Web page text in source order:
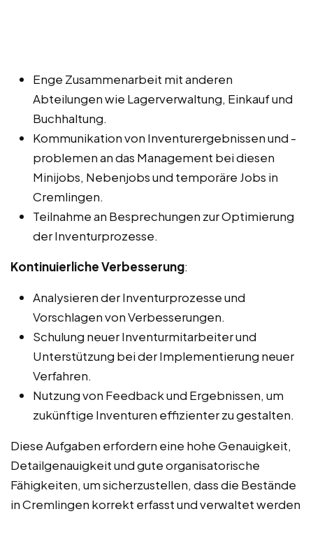
Enge Zusammenarbeit mit anderen
Abteilungen wie Lagerverwaltung, Einkauf und
Buchhaltung.
Kommunikation von Inventurergebnissen und -
problemen an das Management bei diesen
Minijobs, Nebenjobs und temporäre Jobs in
Cremlingen.
Teilnahme an Besprechungen zur Optimierung
der Inventurprozesse.
Kontinuierliche Verbesserung:
Analysieren der Inventurprozesse und
Vorschlagen von Verbesserungen.
Schulung neuer Inventurmitarbeiter und
Unterstützung bei der Implementierung neuer
Verfahren.
Nutzung von Feedback und Ergebnissen, um
zukünftige Inventuren effizienter zu gestalten.
Diese Aufgaben erfordern eine hohe Genauigkeit,
Detailgenauigkeit und gute organisatorische
Fähigkeiten, um sicherzustellen, dass die Bestände
in Cremlingen korrekt erfasst und verwaltet werden